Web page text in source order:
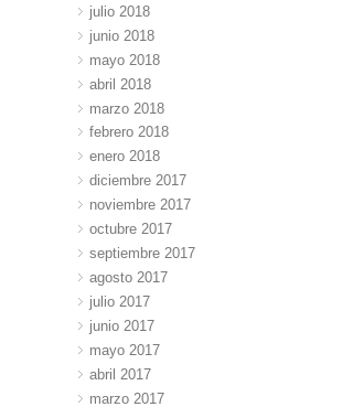
julio 2018
junio 2018
mayo 2018
abril 2018
marzo 2018
febrero 2018
enero 2018
diciembre 2017
noviembre 2017
octubre 2017
septiembre 2017
agosto 2017
julio 2017
junio 2017
mayo 2017
abril 2017
marzo 2017